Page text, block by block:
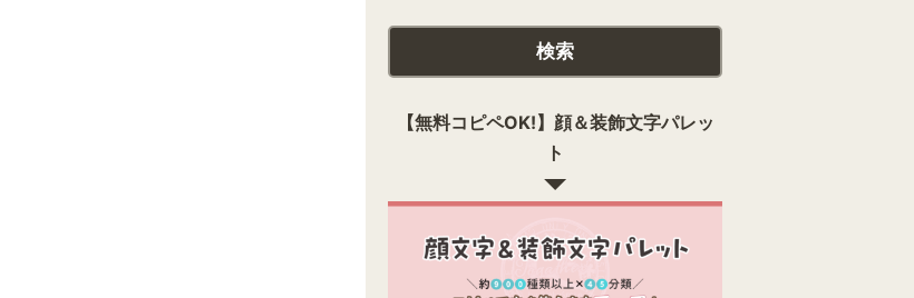
検索
【無料コピペOK!】顔＆装飾文字パレッ
ト